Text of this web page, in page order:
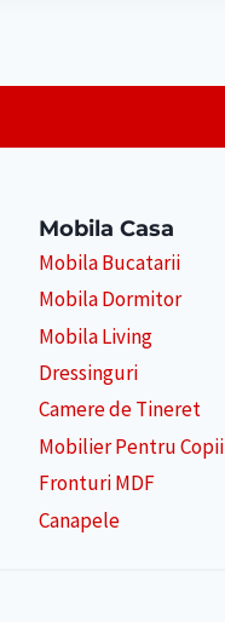
Mobila Casa
Mobila Bucatarii
Mobila Dormitor
Mobila Living
Dressinguri
Camere de Tineret
Mobilier Pentru Copii
Fronturi MDF
Canapele